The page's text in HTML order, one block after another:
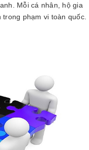
Mỗi cá nhân, hộ gia
phạm vi toàn quốc.